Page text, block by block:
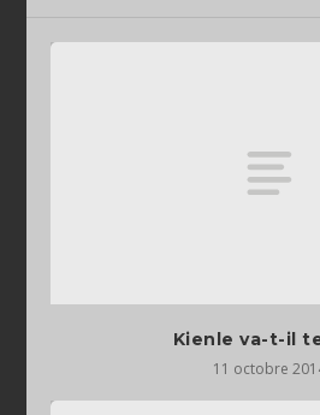
Kienle va-t-il
11 octobre